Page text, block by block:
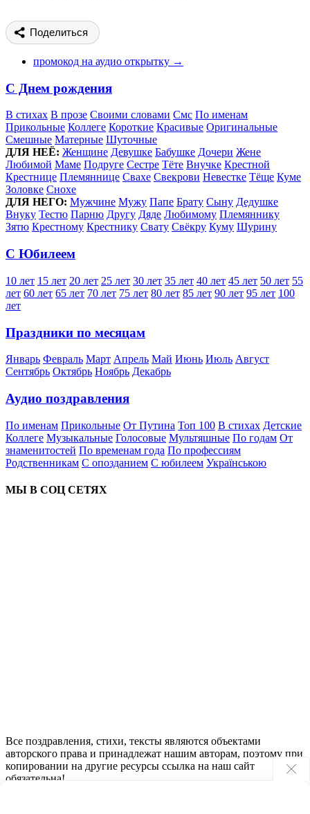
Поделиться
промокод на аудио открытку →
С Днем рождения
В стихах В прозе Своими словами Смс По именам
Прикольные Коллеге Короткие Красивые Оригинальные
Смешные Матерные Шуточные
ДЛЯ НЕЁ: Женщине Девушке Бабушке Дочери Жене
Любимой Маме Подруге Сестре Тёте Внучке Крестной
Крестнице Племяннице Свахе Свекрови Невестке Тёще Куме
Золовке Снохе
ДЛЯ НЕГО: Мужчине Мужу Папе Брату Сыну Дедушке
Внуку Тестю Парню Другу Дяде Любимому Племяннику
Зятю Крестному Крестнику Свату Свёкру Куму Шурину
С Юбилеем
10 лет 15 лет 20 лет 25 лет 30 лет 35 лет 40 лет 45 лет 50 лет 55
лет 60 лет 65 лет 70 лет 75 лет 80 лет 85 лет 90 лет 95 лет 100
лет
Праздники по месяцам
Январь Февраль Март Апрель Май Июнь Июль Август
Сентябрь Октябрь Ноябрь Декабрь
Аудио поздравления
По именам Прикольные От Путина Топ 100 В стихах Детские
Коллеге Музыкальные Голосовые Мультяшные По годам От
знаменитостей По временам года По профессиям
Родственникам С опозданием С юбилеем Українською
МЫ В СОЦ СЕТЯХ
Все поздравления, стихи, тексты являются объектами
авторского права и принадлежат нашим авторам, поэтому при
копировании на другие ресурсы ссылка на наш сайт
обязательна!